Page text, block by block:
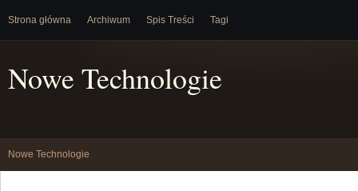
Strona główna Archiwum Spis Treści Tagi
Nowe Technologie
Nowe Technologie